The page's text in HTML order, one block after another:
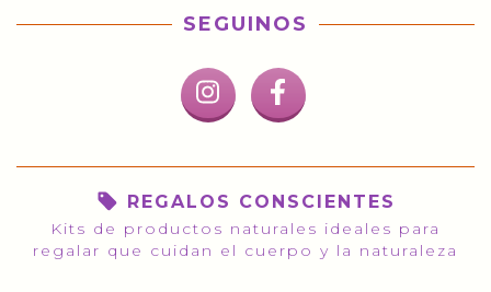
SEGUINOS
REGALOS CONSCIENTES
Kits de productos naturales ideales para
regalar que cuidan el cuerpo y la naturaleza